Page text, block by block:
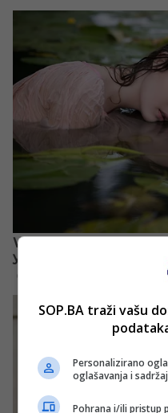
SOP.BA traži vašu
Personalizirano
oglašavanja i
Pohrana i/ili pristup